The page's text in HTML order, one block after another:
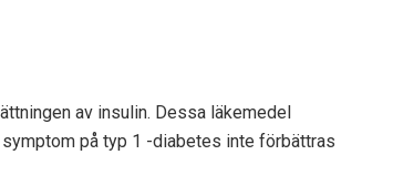
av insulin. Dessa läkemedel
på typ 1 -diabetes inte förbättras